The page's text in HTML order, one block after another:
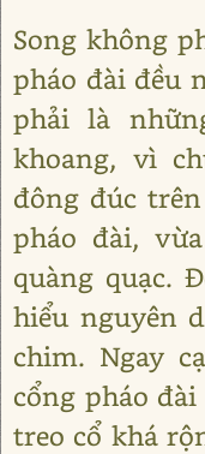
Song không
pháo đài đều
phải là
khoang, vì
đông đúc
pháo đài,
quàng quạc.
hiểu nguyên
chim. Ngay
cổng pháo
treo cổ khá